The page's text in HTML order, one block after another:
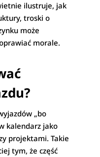
ilustruje, jak
troski o
może
morale.
„bo
kalendarz jako
projektami. Takie
tym, że część